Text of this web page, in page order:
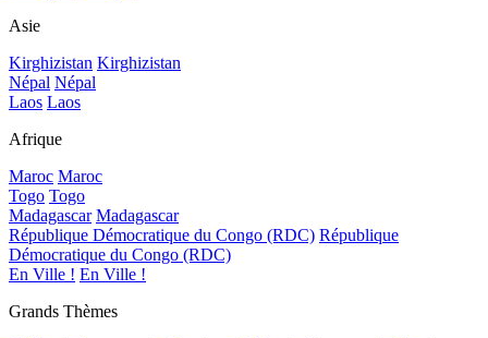
Asie
Kirghizistan Kirghizistan
Népal Népal
Laos Laos
Afrique
Maroc Maroc
Togo Togo
Madagascar Madagascar
République Démocratique du Congo (RDC) République
Démocratique du Congo (RDC)
En Ville ! En Ville !
Grands Thèmes